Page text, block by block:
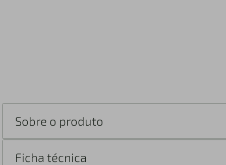
Sobre o produto
Ficha técnica